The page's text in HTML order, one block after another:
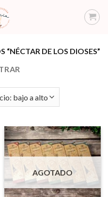
DE LOS DIOSES”
AGOTADO